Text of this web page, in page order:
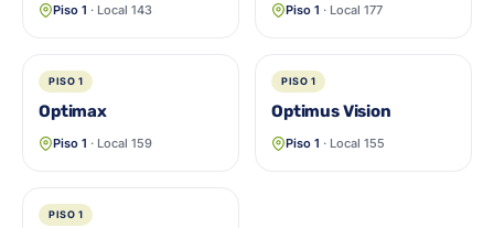
Piso 1 · Local 143 Piso 1 · Local 177
PISO 1
Optimax
Piso 1 · Local 159
PISO 1
Optimus Vision
Piso 1 · Local 155
PISO 1